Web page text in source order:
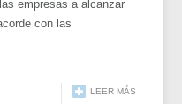
empresas a alcanzar
con las
LEER MÁS